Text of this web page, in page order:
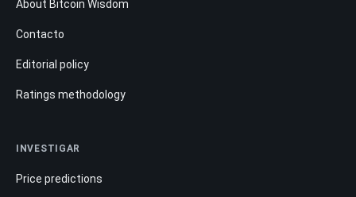
About Bitcoin Wisdom
Contacto
Editorial policy
Ratings methodology
INVESTIGAR
Price predictions